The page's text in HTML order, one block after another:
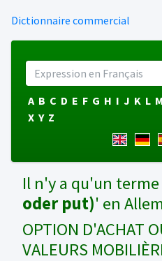
Dictionnaire commercial
A B C D E F G H I J K L M
X Y Z
Il n'y a qu'un
oder put)' en
OPTION D'ACHAT
VALEURS